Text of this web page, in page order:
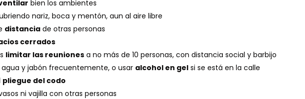
bien los ambientes
nariz, boca y mentón, aun al aire libre
distancia de otras personas
cerrados
limitar las reuniones a no más de 10 personas, con distancia social y barbijo
y jabón frecuentemente, o usar alcohol en gel si se está en la calle
pliegue del codo
ni vajilla con otras personas